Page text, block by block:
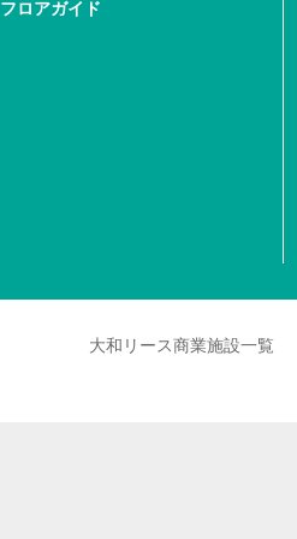
フロアガイド
大和リース商業施設一覧